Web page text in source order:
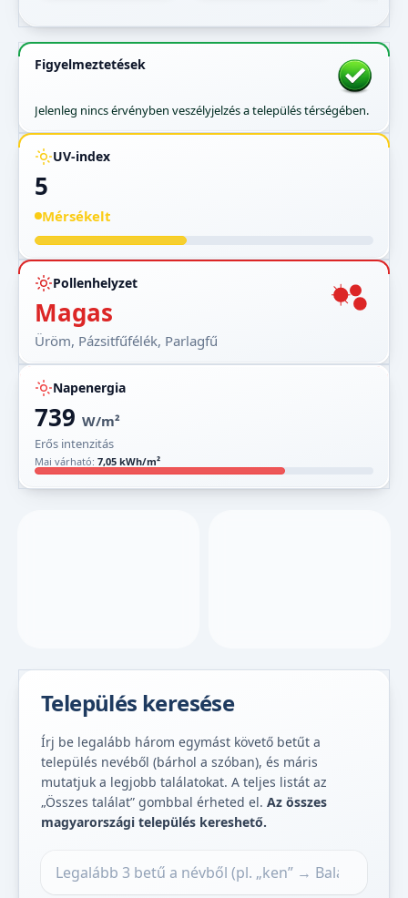
Figyelmeztetések
Jelenleg nincs érvényben veszélyjelzés a település térségében.
UV-index
5
Mérsékelt
Pollenhelyzet
Magas
Üröm, Pázsitfűfélék, Parlagfű
Napenergia
739 W/m²
Erős intenzitás
Mai várható: 7,05 kWh/m²
Település keresése
Írj be legalább három egymást követő betűt a
település nevéből (bárhol a szóban), és máris
mutatjuk a legjobb találatokat. A teljes listát az
„Összes találat” gombbal érheted el. Az összes
magyarországi település kereshető.